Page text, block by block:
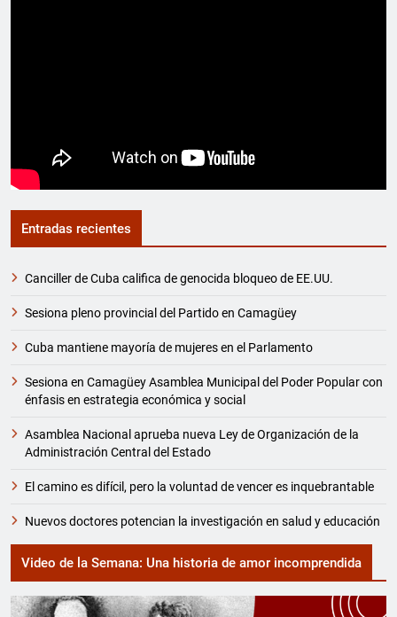
Entradas recientes
Canciller de Cuba califica de genocida bloqueo de EE.UU.
Sesiona pleno provincial del Partido en Camagüey
Cuba mantiene mayoría de mujeres en el Parlamento
Sesiona en Camagüey Asamblea Municipal del Poder Popular con
énfasis en estrategia económica y social
Asamblea Nacional aprueba nueva Ley de Organización de la
Administración Central del Estado
El camino es difícil, pero la voluntad de vencer es inquebrantable
Nuevos doctores potencian la investigación en salud y educación
Video de la Semana: Una historia de amor incomprendida